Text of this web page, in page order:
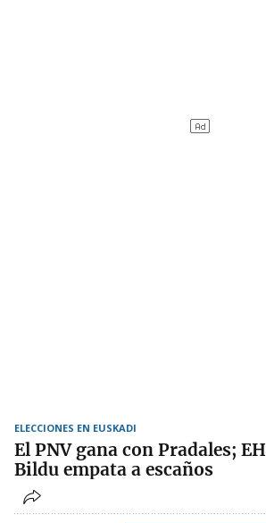
ELECCIONES EN EUSKADI
El PNV gana con Pradales; EH
Bildu empata a escaños